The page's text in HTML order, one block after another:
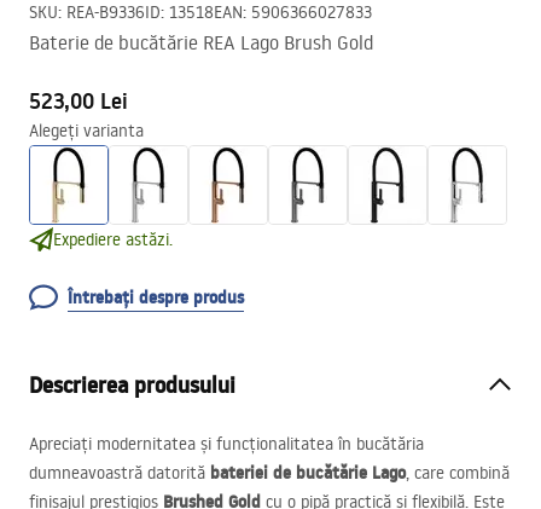
SKU: REA-B9336ID: 13518EAN: 5906366027833
Baterie de bucătărie REA Lago Brush Gold
523,00 Lei
Alegeți varianta
Expediere astăzi.
Întrebați despre produs
Descrierea produsului
Apreciați modernitatea și funcționalitatea în bucătăria
dumneavoastră datorită bateriei de bucătărie Lago, care combină
finisajul prestigios Brushed Gold cu o pipă practică și flexibilă. Este